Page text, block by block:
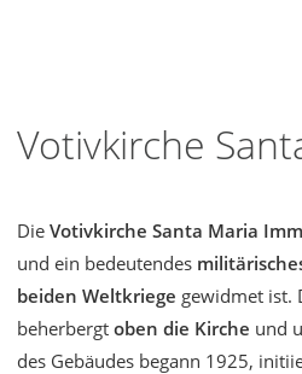
Votivkirche
Die Votivkirche Santa Maria
und ein bedeutendes
beiden Weltkriege gewidmet ist.
beherbergt oben die Kirche und
des Gebäudes begann 1925,